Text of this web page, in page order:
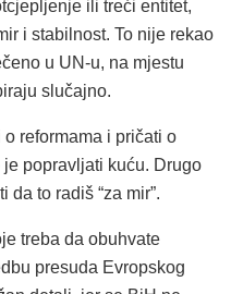
ili treći entitet,
i stabilnost. To nije rekao
u UN-u, na mjestu
slučajno.
reformama i pričati o
popravljati kuću. Drugo
to radiš “za mir”.
treba da obuhvate
presuda Evropskog